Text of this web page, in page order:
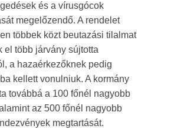
és a vírusgócok
megelőzendő. A rendelet
többek közt beutazási tilalmat
el több járvány sújtotta
a hazaérkezőknek pedig
kellett vonulniuk. A kormány
továbbá a 100 főnél nagyobb
az 500 főnél nagyobb
megtartását.